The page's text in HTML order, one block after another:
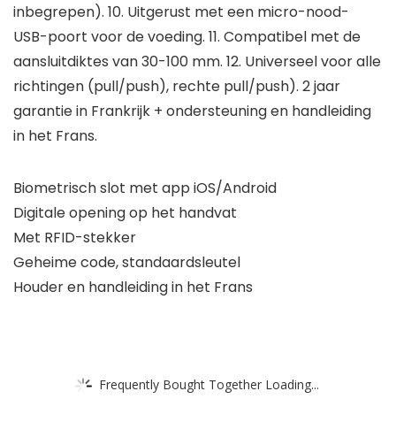
inbegrepen). 10. Uitgerust met een micro-nood-
USB-poort voor de voeding. 11. Compatibel met de
aansluitdiktes van 30-100 mm. 12. Universeel voor alle
richtingen (pull/push), rechte pull/push). 2 jaar
garantie in Frankrijk + ondersteuning en handleiding
in het Frans.
Biometrisch slot met app iOS/Android
Digitale opening op het handvat
Met RFID-stekker
Geheime code, standaardsleutel
Houder en handleiding in het Frans
Frequently Bought Together Loading...